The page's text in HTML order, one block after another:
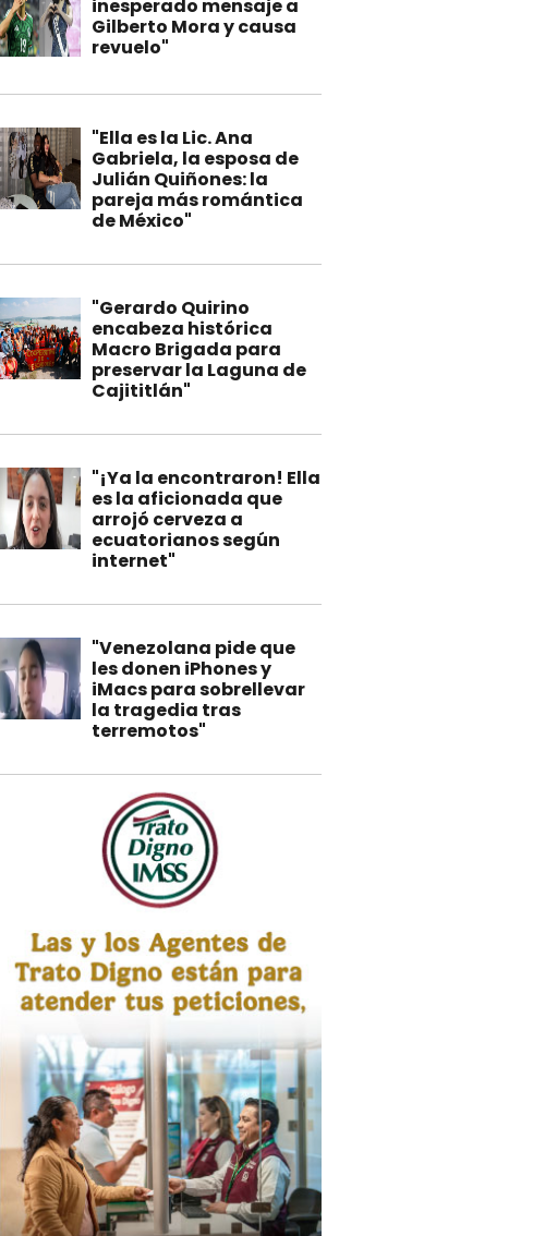
inesperado mensaje a
Gilberto Mora y causa
revuelo"
"Ella es la Lic. Ana
Gabriela, la esposa de
Julián Quiñones: la
pareja más romántica
de México"
"Gerardo Quirino
encabeza histórica
Macro Brigada para
preservar la Laguna de
Cajititlán"
"¡Ya la encontraron! Ella
es la aficionada que
arrojó cerveza a
ecuatorianos según
internet"
"Venezolana pide que
les donen iPhones y
iMacs para sobrellevar
la tragedia tras
terremotos"